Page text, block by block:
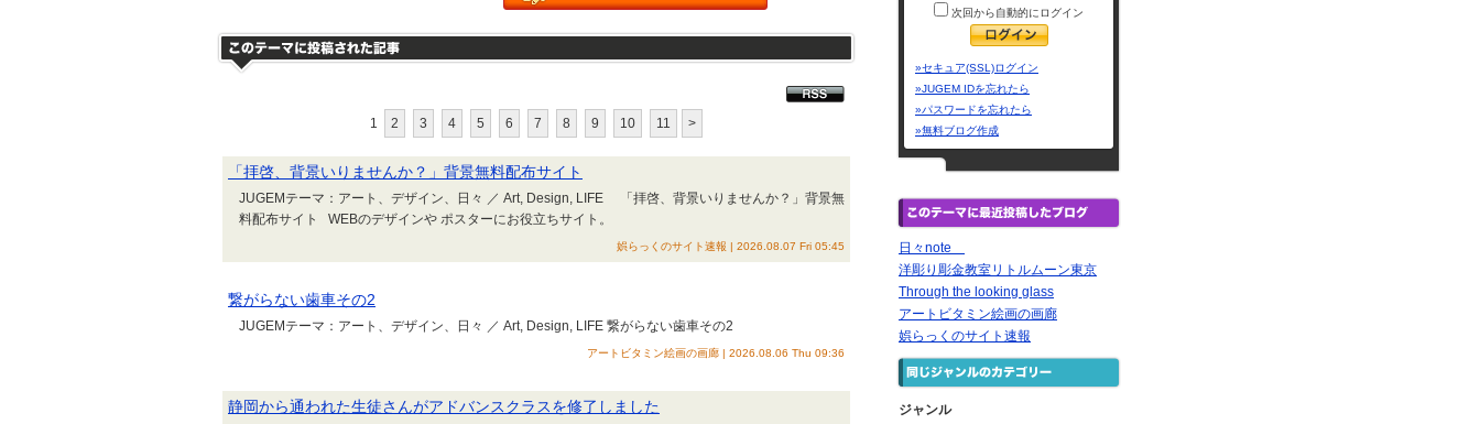
1 2 3 4 5 6 7 8 9 10 11 >
「拝啓、背景いりませんか？」背景無料配布サイト
JUGEMテーマ：アート、デザイン、日々 ／ Art, Design, LIFE 「拝啓、背景いりませんか？」背景無
料配布サイト WEBのデザインや ポスターにお役立ちサイト。
娯らっくのサイト速報 | 2026.08.07 Fri 05:45
繋がらない歯車その2
JUGEMテーマ：アート、デザイン、日々 ／ Art, Design, LIFE 繋がらない歯車その2
アートビタミン絵画の画廊 | 2026.08.06 Thu 09:36
静岡から通われた生徒さんがアドバンスクラスを修了しました
次回から自動的にログイン
»セキュア(SSL)ログイン
»JUGEM IDを忘れたら
»パスワードを忘れたら
»無料ブログ作成
日々note
洋彫り彫金教室リトルムーン東京
Through the looking glass
アートビタミン絵画の画廊
娯らっくのサイト速報
ジャンル